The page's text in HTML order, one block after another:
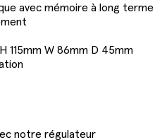
avec mémoire à long terme
115mm W 86mm D 45mm